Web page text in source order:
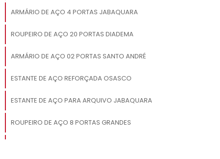
ARMÁRIO DE AÇO 4 PORTAS JABAQUARA
ROUPEIRO DE AÇO 20 PORTAS DIADEMA
ARMÁRIO DE AÇO 02 PORTAS SANTO ANDRÉ
ESTANTE DE AÇO REFORÇADA OSASCO
ESTANTE DE AÇO PARA ARQUIVO JABAQUARA
ROUPEIRO DE AÇO 8 PORTAS GRANDES